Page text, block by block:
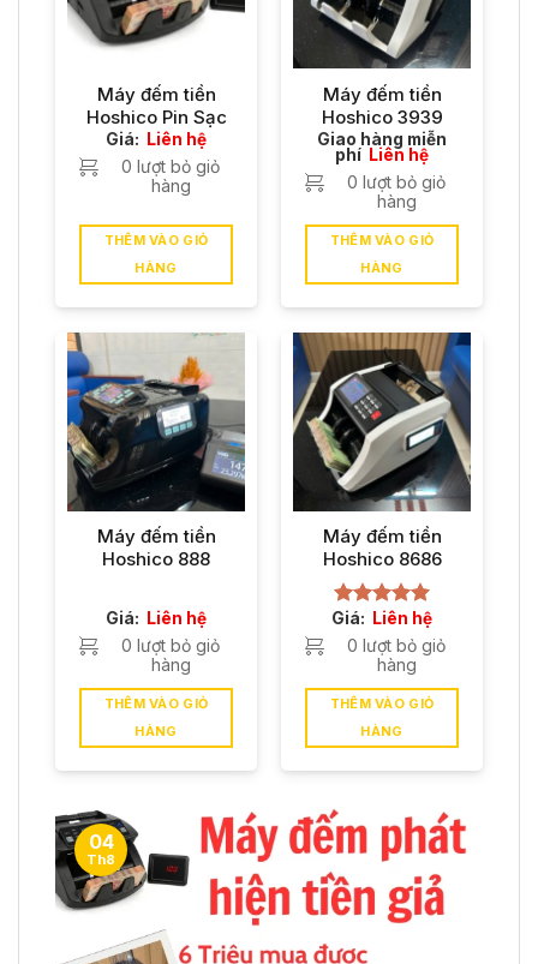
Máy đếm tiền
Hoshico Pin Sạc
Giá: Liên hệ
0 lượt bỏ giỏ
hàng
THÊM VÀO GIỎ
HÀNG
Máy đếm tiền
Hoshico 3939
Giao hàng miễn
phí Liên hệ
0 lượt bỏ giỏ
hàng
THÊM VÀO GIỎ
HÀNG
Máy đếm tiền
Hoshico 888
Giá: Liên hệ
0 lượt bỏ giỏ
hàng
THÊM VÀO GIỎ
HÀNG
Máy đếm tiền
Hoshico 8686
Được xếp
hạng5.00
5 sao
Giá: Liên hệ
0 lượt bỏ giỏ
hàng
THÊM VÀO GIỎ
HÀNG
04
Th8